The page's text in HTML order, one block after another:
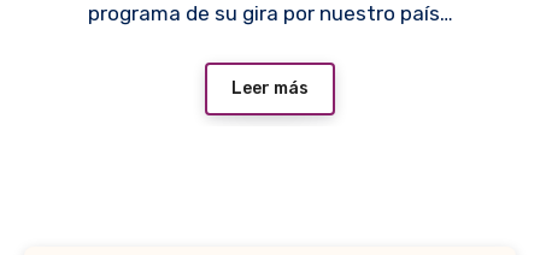
programa de su gira por nuestro país…
Leer más